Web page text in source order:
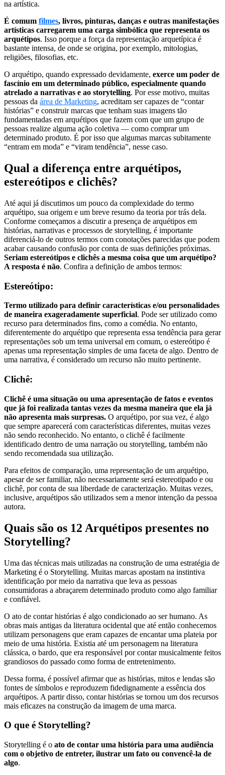
na artística.
É comum filmes, livros, pinturas, danças e outras manifestações
artísticas carregarem uma carga simbólica que representa os
arquétipos. Isso porque a força da representação arquetípica é
bastante intensa, de onde se origina, por exemplo, mitologias,
religiões, filosofias, etc.
O arquétipo, quando expressado devidamente, exerce um poder de
fascínio em um determinado público, especialmente quando
atrelado a narrativas e ao storytelling. Por esse motivo, muitas
pessoas da área de Marketing, acreditam ser capazes de “contar
histórias” e construir marcas que tenham suas imagens tão
fundamentadas em arquétipos que fazem com que um grupo de
pessoas realize alguma ação coletiva — como comprar um
determinado produto. É por isso que algumas marcas subitamente
“entram em moda” e “viram tendência”, nesse caso.
Qual a diferença entre arquétipos,
estereótipos e clichês?
Até aqui já discutimos um pouco da complexidade do termo
arquétipo, sua origem e um breve resumo da teoria por trás dela.
Conforme começamos a discutir a presença de arquétipos em
histórias, narrativas e processos de storytelling, é importante
diferenciá-lo de outros termos com conotações parecidas que podem
acabar causando confusão por conta de suas definições próximas.
Seriam estereótipos e clichês a mesma coisa que um arquétipo?
A resposta é não. Confira a definição de ambos termos:
Estereótipo:
Termo utilizado para definir características e/ou personalidades
de maneira exageradamente superficial. Pode ser utilizado como
recurso para determinados fins, como a comédia. No entanto,
diferentemente do arquétipo que representa essa tendência para gerar
representações sob um tema universal em comum, o estereótipo é
apenas uma representação simples de uma faceta de algo. Dentro de
uma narrativa, é considerado um recurso não muito pertinente.
Clichê:
Clichê é uma situação ou uma apresentação de fatos e eventos
que já foi realizada tantas vezes da mesma maneira que ela já
não apresenta mais surpresas. O arquétipo, por sua vez, é algo
que sempre aparecerá com características diferentes, muitas vezes
não sendo reconhecido. No entanto, o clichê é facilmente
identificado dentro de uma narração ou storytelling, também não
sendo recomendada sua utilização.
Para efeitos de comparação, uma representação de um arquétipo,
apesar de ser familiar, não necessariamente será estereotipado e ou
clichê, por conta de sua liberdade de caracterização. Muitas vezes,
inclusive, arquétipos são utilizados sem a menor intenção da pessoa
autora.
Quais são os 12 Arquétipos presentes no
Storytelling?
Uma das técnicas mais utilizadas na construção de uma estratégia de
Marketing é o Storytelling. Muitas marcas apostam na instintiva
identificação por meio da narrativa que leva as pessoas
consumidoras a abraçarem determinado produto como algo familiar
e confiável.
O ato de contar histórias é algo condicionado ao ser humano. As
obras mais antigas da literatura ocidental que até então conhecemos
utilizam personagens que eram capazes de encantar uma plateia por
meio de uma história. Existia até um personagem na literatura
clássica, o bardo, que era responsável por contar musicalmente feitos
grandiosos do passado como forma de entretenimento.
Dessa forma, é possível afirmar que as histórias, mitos e lendas são
fontes de símbolos e reproduzem fidedignamente a essência dos
arquétipos. A partir disso, contar histórias se tornou um dos recursos
mais eficazes na construção da imagem de uma marca.
O que é Storytelling?
Storytelling é o ato de contar uma história para uma audiência
com o objetivo de entreter, ilustrar um fato ou convencê-la de
algo.